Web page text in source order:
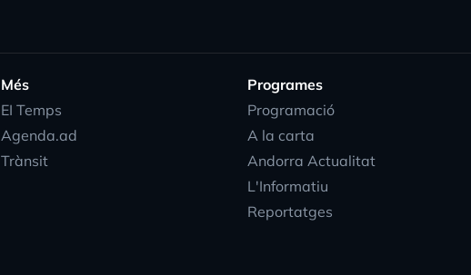
Més
EI Temps
Agenda.ad
Trànsit
Programes
Programació
A la carta
Andorra Actualitat
L'Informatiu
Reportatges